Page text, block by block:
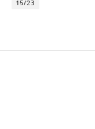
15/23